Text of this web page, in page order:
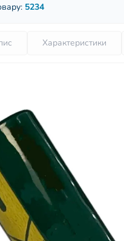
5234
Характеристики